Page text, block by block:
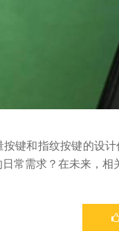
键和指纹按键的设
常需求？在未来，相